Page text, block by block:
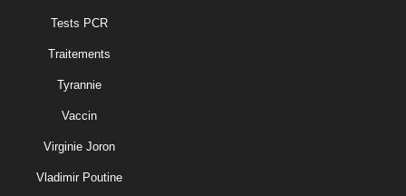
Tests PCR
Traitements
Tyrannie
Vaccin
Virginie Joron
Vladimir Poutine